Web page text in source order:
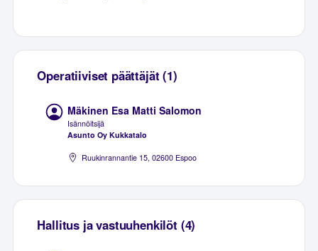
Operatiiviset päättäjät (1)
Mäkinen Esa Matti Salomon
Isännöitsijä
Asunto Oy Kukkatalo
Ruukinrannantie 15, 02600 Espoo
Hallitus ja vastuuhenkilöt (4)